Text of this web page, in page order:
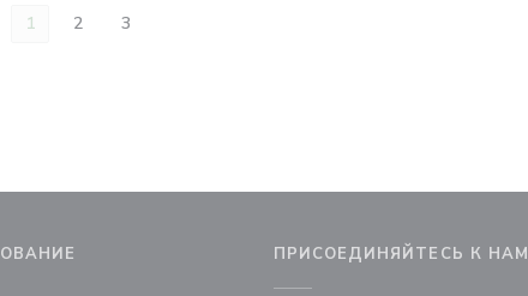
1 2 3
ПРИСОЕДИНЯЙТЕСЬ К НАМ